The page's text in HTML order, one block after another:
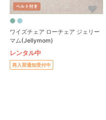
ワイズチェア ローチェア ジェリー
マム(Jellymom)
レンタル中
再入荷通知受付中